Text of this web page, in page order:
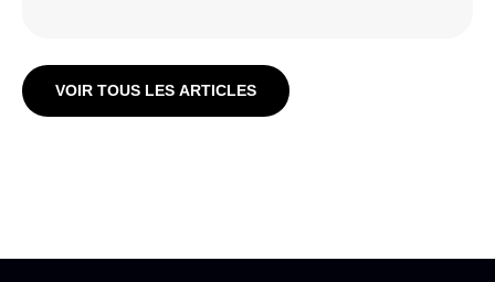
VOIR TOUS LES ARTICLES